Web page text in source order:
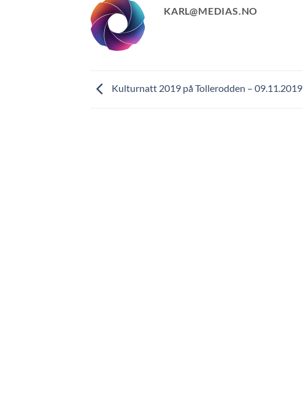
KARL@MEDIAS.NO
Kulturnatt 2019 på Tollerodden – 09.11.2019